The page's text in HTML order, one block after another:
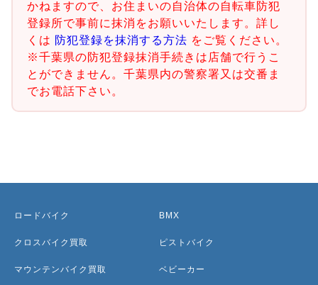
かねますので、お住まいの自治体の自転車防犯
登録所で事前に抹消をお願いいたします。詳し
くは 防犯登録を抹消する方法 をご覧ください。
※千葉県の防犯登録抹消手続きは店舗で行うこ
とができません。千葉県内の警察署又は交番ま
でお電話下さい。
ロードバイク
クロスバイク買取
マウンテンバイク買取
BMX
ピストバイク
ベビーカー